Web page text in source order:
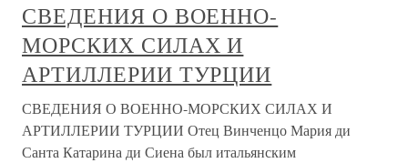
СВЕДЕНИЯ О ВОЕННО-
МОРСКИХ СИЛАХ И
АРТИЛЛЕРИИ ТУРЦИИ
СВЕДЕНИЯ О ВОЕННО-МОРСКИХ СИЛАХ И
АРТИЛЛЕРИИ ТУРЦИИ Отец Винченцо Мария ди
Санта Катарина ди Сиена был итальянским